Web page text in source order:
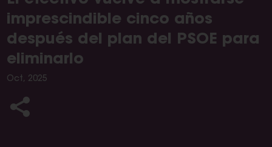
imprescindible cinco años
después del plan del PSOE para
eliminarlo
Oct, 2025